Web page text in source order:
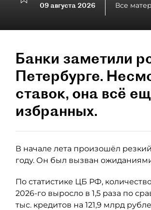
09 августа 2026
Все
Банки заметили
Петербурге.
ставок, она всё
избранных.
В начале лета произошёл
году. Он был вызван
По статистике ЦБ РФ,
2026-го выросло в 1,5 раза по
тыс. кредитов на 121,9 млрд